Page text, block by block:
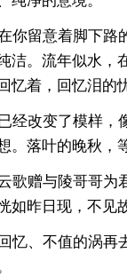
你留意着脚下路
洁。流年似水，
忆着，回忆泪的
经改变了模样，
。落叶的晚秋，
歌赠与陵哥哥为
如昨日现，不见
忆、不值的涡再